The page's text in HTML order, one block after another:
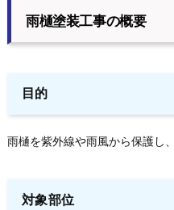
雨樋塗装工事の概要
目的
雨樋を紫外線や雨風から保護し
対象部位